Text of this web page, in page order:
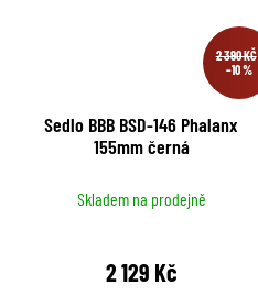
2 390 KČ
–10 %
Sedlo BBB BSD-146 Phalanx
155mm černá
Skladem na prodejně
2 129 Kč